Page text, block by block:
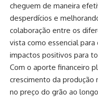
cheguem de maneira
desperdícios e
colaboração entre os
vista como essencial
impactos positivos para
Com o aporte financeiro
crescimento da produção
no preço do grão ao